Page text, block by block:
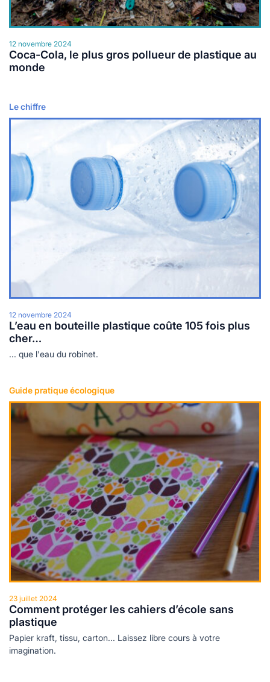
12 novembre 2024
Coca-Cola, le plus gros pollueur de plastique au
monde
Le chiffre
12 novembre 2024
L’eau en bouteille plastique coûte 105 fois plus
cher…
... que l'eau du robinet.
Lire plus
Guide pratique écologique
23 juillet 2024
Comment protéger les cahiers d’école sans
plastique
Papier kraft, tissu, carton... Laissez libre cours à votre
imagination.
Lire plus